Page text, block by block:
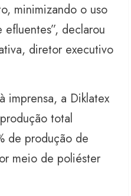
minimizando o uso
declarou
diretor executivo
imprensa, a Diklatex
total
de produção de
meio de poliéster